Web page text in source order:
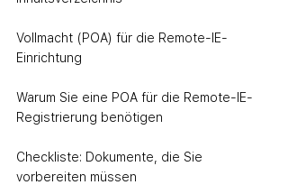
Vollmacht (POA) für die Remote-IE-
Einrichtung
Warum Sie eine POA für die Remote-IE-
Registrierung benötigen
Checkliste: Dokumente, die Sie
vorbereiten müssen